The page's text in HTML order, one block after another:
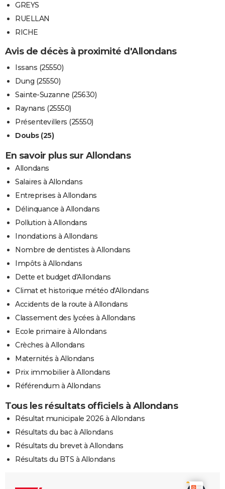
GREYS
RUELLAN
RICHE
Avis de décès à proximité d'Allondans
Issans (25550)
Dung (25550)
Sainte-Suzanne (25630)
Raynans (25550)
Présentevillers (25550)
Doubs (25)
En savoir plus sur Allondans
Allondans
Salaires à Allondans
Entreprises à Allondans
Délinquance à Allondans
Pollution à Allondans
Inondations à Allondans
Nombre de dentistes à Allondans
Impôts à Allondans
Dette et budget d'Allondans
Climat et historique météo d'Allondans
Accidents de la route à Allondans
Classement des lycées à Allondans
Ecole primaire à Allondans
Crèches à Allondans
Maternités à Allondans
Prix immobilier à Allondans
Référendum à Allondans
Tous les résultats officiels à Allondans
Résultat municipale 2026 à Allondans
Résultats du bac à Allondans
Résultats du brevet à Allondans
Résultats du BTS à Allondans